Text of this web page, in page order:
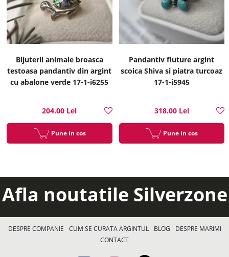
Bijuterii animale broasca
testoasa pandantiv din argint
cu abalone verde 17-1-i6255
204.00 Lei
Pune in cos
Pandantiv fluture argint
scoica Shiva si piatra turcoaz
17-1-i5945
318.00 Lei
Pune in cos
Afla noutatile Silverzone
DESPRE COMPANIE CUM SE CURATA ARGINTUL BLOG
DESPRE MARIMI
CONTACT